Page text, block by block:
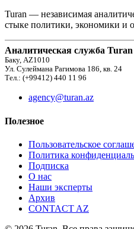
Turan — независимая
стыке политики, экономики и
Аналитическая служба Turan
Баку, AZ1010
Ул. Сулеймана Рагимова 186, кв. 24
Тел.: (+99412) 440 11 96
agency@turan.az
Полезное
Пользовательское
Политика
Подписка
О нас
Наши эксперты
Архив
CONTACT AZ